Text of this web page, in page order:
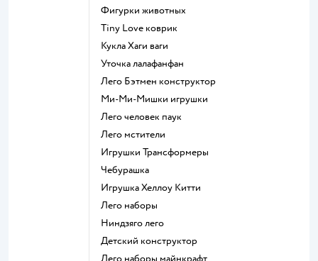
Фигурки животных
Tiny Love коврик
Кукла Хаги ваги
Уточка лалафанфан
Лего Бэтмен конструктор
Ми-Ми-Мишки игрушки
Лего человек паук
Лего мстители
Игрушки Трансформеры
Чебурашка
Игрушка Хеллоу Китти
Лего наборы
Ниндзяго лего
Детский конструктор
Лего наборы майнкрафт